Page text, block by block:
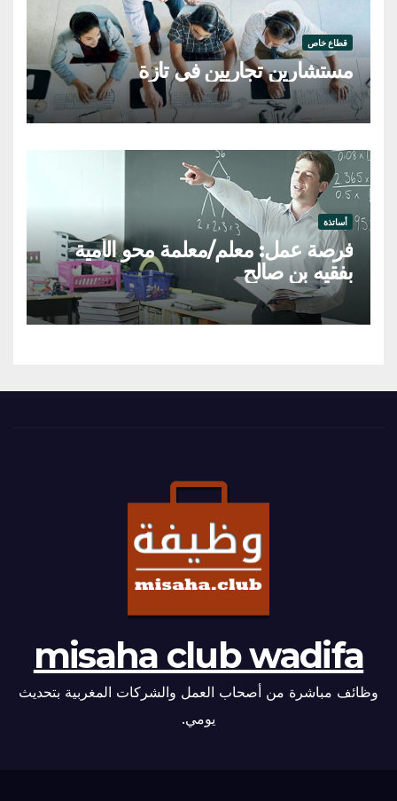
قطاع خاص
مستشارين تجاريين في تازة
أساتذة
فرصة عمل: معلم/معلمة محو الأمية
بفقيه بن صالح
misaha club wadifa
وظائف مباشرة من أصحاب العمل والشركات المغربية بتحديث
يومي.